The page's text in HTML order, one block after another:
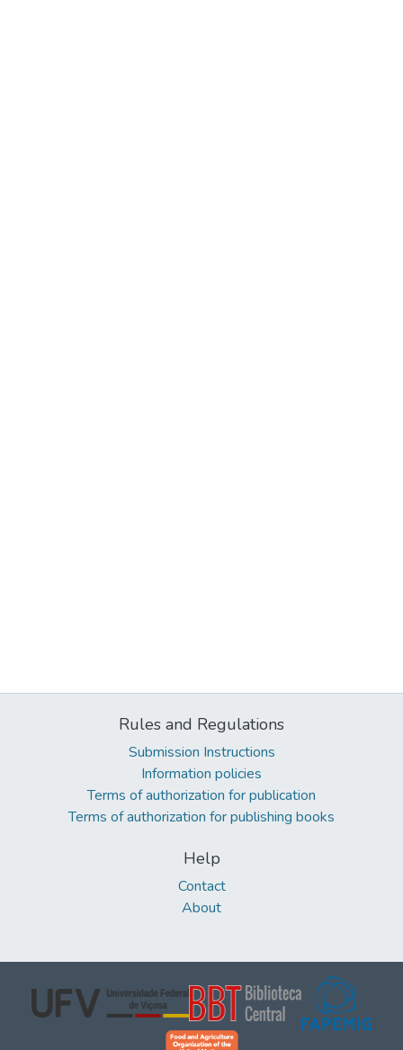
Rules and Regulations
Submission Instructions
Information policies
Terms of authorization for publication
Terms of authorization for publishing books
Help
Contact
About